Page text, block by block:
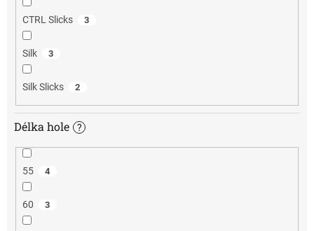
CTRL Slicks 3
Silk 3
Silk Slicks 2
Délka hole ?
55 4
60 3